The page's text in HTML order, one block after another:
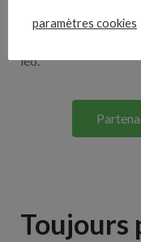
Lorem ipsum dolor
elit tellus, luctus nec
leo.
Toujours
paramètres cookies